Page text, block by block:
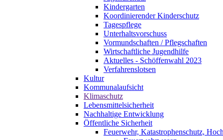
Kindergarten
Koordinierender Kinderschutz
Tagespflege
Unterhaltsvorschuss
Vormundschaften / Pflegschaften
Wirtschaftliche Jugendhilfe
Aktuelles - Schöffenwahl 2023
Verfahrenslotsen
Kultur
Kommunalaufsicht
Klimaschutz
Lebensmittelsicherheit
Nachhaltige Entwicklung
Öffentliche Sicherheit
Feuerwehr, Katastrophenschutz,